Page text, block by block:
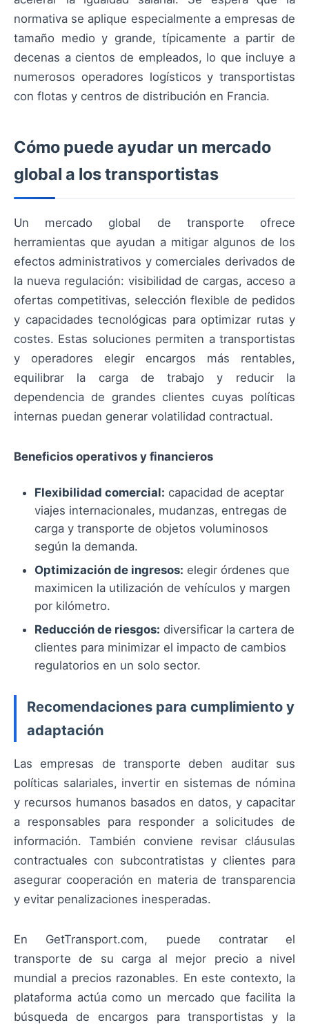
normativa se aplique especialmente a empresas de
tamaño medio y grande, típicamente a partir de
decenas a cientos de empleados, lo que incluye a
numerosos operadores logísticos y transportistas
con flotas y centros de distribución en Francia.
Cómo puede ayudar un mercado
global a los transportistas
Un mercado global de transporte ofrece
herramientas que ayudan a mitigar algunos de los
efectos administrativos y comerciales derivados de
la nueva regulación: visibilidad de cargas, acceso a
ofertas competitivas, selección flexible de pedidos
y capacidades tecnológicas para optimizar rutas y
costes. Estas soluciones permiten a transportistas
y operadores elegir encargos más rentables,
equilibrar la carga de trabajo y reducir la
dependencia de grandes clientes cuyas políticas
internas puedan generar volatilidad contractual.
Beneficios operativos y financieros
Flexibilidad comercial: capacidad de aceptar
viajes internacionales, mudanzas, entregas de
carga y transporte de objetos voluminosos
según la demanda.
Optimización de ingresos: elegir órdenes que
maximicen la utilización de vehículos y margen
por kilómetro.
Reducción de riesgos: diversificar la cartera de
clientes para minimizar el impacto de cambios
regulatorios en un solo sector.
Recomendaciones para cumplimiento y
adaptación
Las empresas de transporte deben auditar sus
políticas salariales, invertir en sistemas de nómina
y recursos humanos basados en datos, y capacitar
a responsables para responder a solicitudes de
información. También conviene revisar cláusulas
contractuales con subcontratistas y clientes para
asegurar cooperación en materia de transparencia
y evitar penalizaciones inesperadas.
En GetTransport.com, puede contratar el
transporte de su carga al mejor precio a nivel
mundial a precios razonables. En este contexto, la
plataforma actúa como un mercado que facilita la
búsqueda de encargos para transportistas y la